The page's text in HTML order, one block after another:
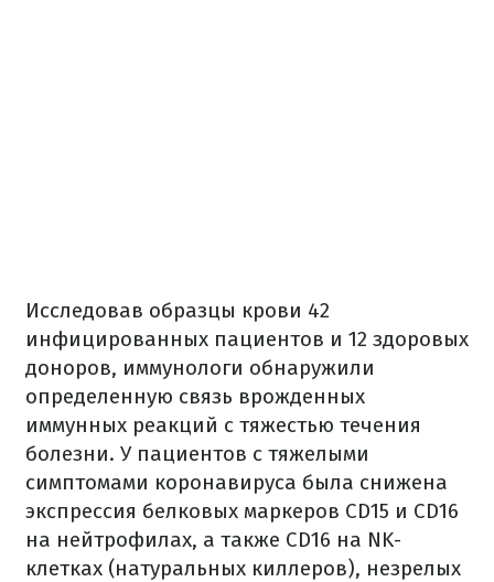
Исследовав образцы крови 42
инфицированных пациентов и 12 здоровых
доноров, иммунологи обнаружили
определенную связь врожденных
иммунных реакций с тяжестью течения
болезни. У пациентов с тяжелыми
симптомами коронавируса была снижена
экспрессия белковых маркеров CD15 и CD16
на нейтрофилах, а также CD16 на NK-
клетках (натуральных киллеров), незрелых